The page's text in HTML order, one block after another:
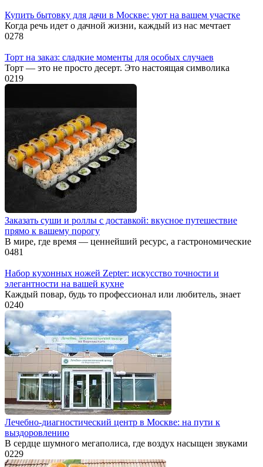
Купить бытовку для дачи в Москве: уют на вашем участке
Когда речь идет о дачной жизни, каждый из нас мечтает
0278
Торт на заказ: сладкие моменты для особых случаев
Торт — это не просто десерт. Это настоящая символика
0219
Заказать суши и роллы с доставкой: вкусное путешествие
прямо к вашему порогу
В мире, где время — ценнейший ресурс, а гастрономические
0481
Набор кухонных ножей Zepter: искусство точности и
элегантности на вашей кухне
Каждый повар, будь то профессионал или любитель, знает
0240
Лечебно-диагностический центр в Москве: на пути к
выздоровлению
В сердце шумного мегаполиса, где воздух насыщен звуками
0229